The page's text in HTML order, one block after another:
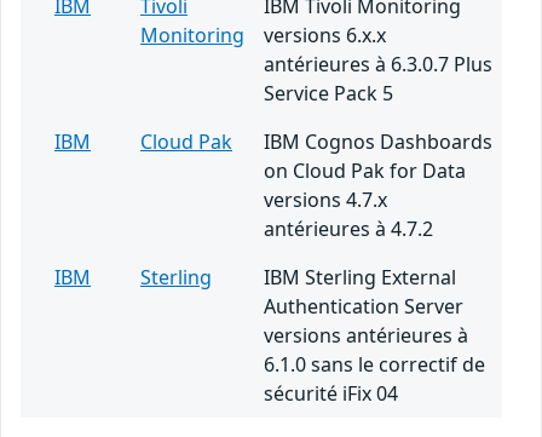
IBM
Tivoli
Monitoring
IBM Tivoli Monitoring
versions 6.x.x
antérieures à 6.3.0.7 Plus
Service Pack 5
IBM
Cloud Pak
IBM Cognos Dashboards
on Cloud Pak for Data
versions 4.7.x
antérieures à 4.7.2
IBM
Sterling
IBM Sterling External
Authentication Server
versions antérieures à
6.1.0 sans le correctif de
sécurité iFix 04